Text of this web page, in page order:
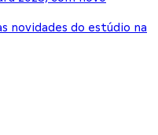
novidades do estúdio na